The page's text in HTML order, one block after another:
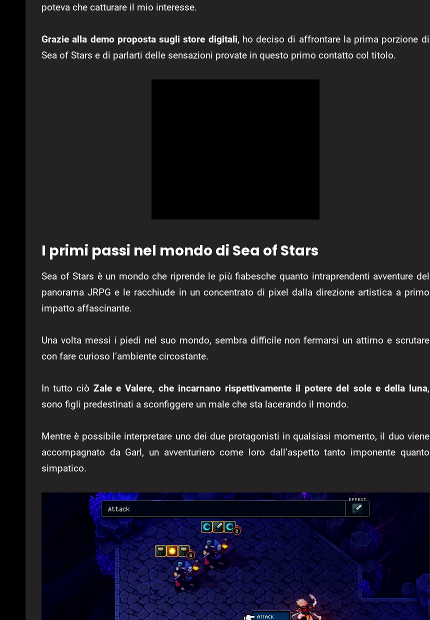
poteva che catturare il mio interesse.
Grazie alla demo proposta sugli store digitali, ho deciso di affrontare la prima porzione di
Sea of Stars e di parlarti delle sensazioni provate in questo primo contatto col titolo.
I primi passi nel mondo di Sea of Stars
Sea of Stars è un mondo che riprende le più fiabesche quanto intraprendenti avventure del
panorama JRPG e le racchiude in un concentrato di pixel dalla direzione artistica a primo
impatto affascinante.
Una volta messi i piedi nel suo mondo, sembra difficile non fermarsi un attimo e scrutare
con fare curioso l’ambiente circostante.
In tutto ciòZale e Valere, che incarnano rispettivamente il potere del sole e della luna,
sono figli predestinati a sconfiggere un male che sta lacerando il mondo.
Mentre è possibile interpretare uno dei due protagonisti in qualsiasi momento, il duo viene
accompagnato da Garl, un avventuriero come loro dall’aspetto tanto imponente quanto
simpatico.